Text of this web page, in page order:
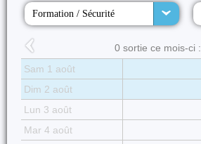
Formation / Sécurité
0 sortie ce mois-ci :
Sam 1 août
Dim 2 août
Lun 3 août
Mar 4 août